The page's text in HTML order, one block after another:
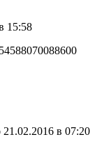
15:58
21.02.2016 в 07:20